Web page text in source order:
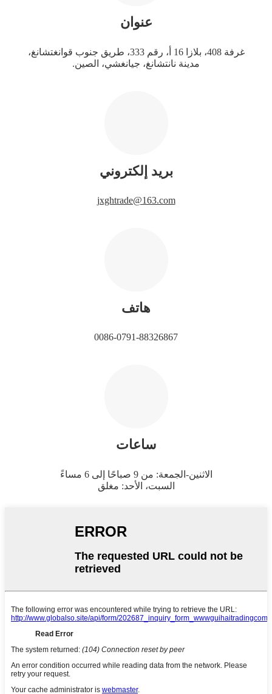
عنوان
غرفة 408، بلازا 16 أ، رقم 333، طريق جنوب قوانغتشانغ،
مدينة نانتشانغ، جيانغشي، الصين.
بريد إلكتروني
jxghtrade@163.com
هاتف
0086-0791-88326867
ساعات
الاثنين-الجمعة: من 9 صباحًا إلى 6 مساءً
السبت، الأحد: مغلق